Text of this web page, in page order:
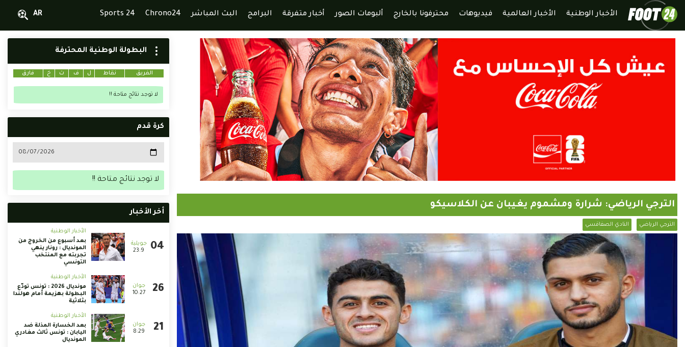
الأخبار الوطنية الأخبار العالمية فيديوهات محترفونا بالخارج ألبومات الصور أخبار متفرقة البرامج البث المباشر Chrono24
Sports 24
AR
الترجي الرياضي: شرارة ومشموم يغيبان عن الكلاسيكو
الترجي الرياضي النادي الصفاقسي
البطولة الوطنية المحترفة
الفريق نقاط ل ف ت خ فارق
لا توجد نتائج متاحة !!
كرة قدم
لا توجد نتائج متاحة !!
أخر الأخبار
23:9
الأخبار الوطنية
بعد أسبوع من الخروج من
المونديال : رونار ينهي
تجربته مع المنتخب
التونسي
10:27
الأخبار الوطنية
مونديال 2026 : تونس تودّع
البطولة بهزيمة أمام هولندا
بثلاثية
8:29
الأخبار الوطنية
بعد الخسارة المذلة ضد
اليابان : تونس ثالث مغادري
المونديال